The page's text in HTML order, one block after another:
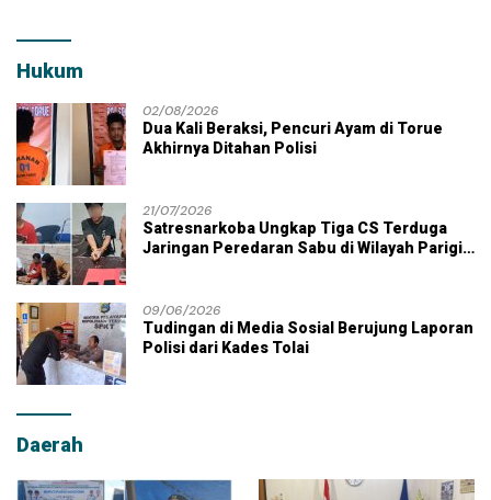
Hukum
02/08/2026
Dua Kali Beraksi, Pencuri Ayam di Torue
Akhirnya Ditahan Polisi
21/07/2026
Satresnarkoba Ungkap Tiga CS Terduga
Jaringan Peredaran Sabu di Wilayah Parigi
09/06/2026
Tudingan di Media Sosial Berujung Laporan
Polisi dari Kades Tolai
Daerah